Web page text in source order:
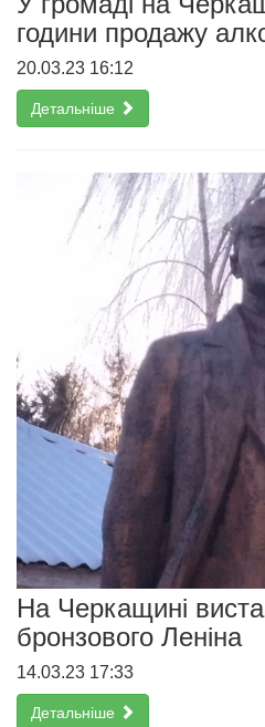
години продажу
20.03.23 16:12
Детальніше
На Черкащині
бронзового Леніна
14.03.23 17:33
Детальніше